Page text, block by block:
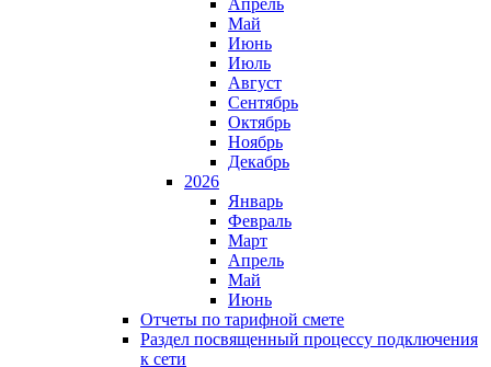
Апрель
Май
Июнь
Июль
Август
Сентябрь
Октябрь
Ноябрь
Декабрь
2026
Январь
Февраль
Март
Апрель
Май
Июнь
Отчеты по тарифной смете
Раздел посвященный процессу подключения
к сети